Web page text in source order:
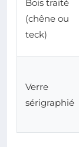
Bois traité
(chêne ou
teck)
Verre
sérigraphié